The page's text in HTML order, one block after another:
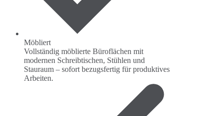
Möbliert
Vollständig möblierte Büroflächen mit
modernen Schreibtischen, Stühlen und
Stauraum – sofort bezugsfertig für produktives
Arbeiten.